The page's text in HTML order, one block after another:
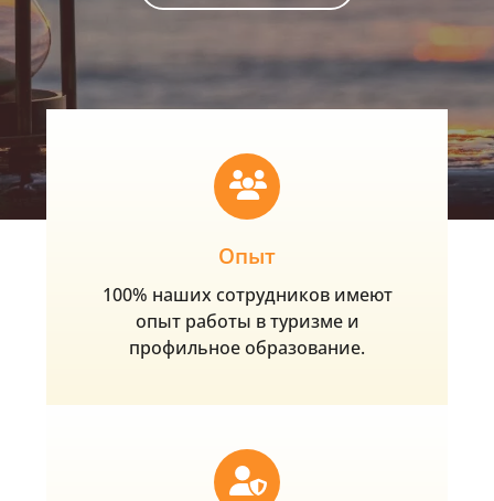
Опыт
100% наших сотрудников имеют
опыт работы в туризме и
профильное образование.